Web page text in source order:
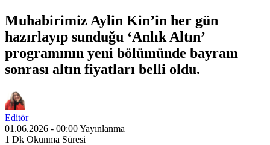
Muhabirimiz Aylin Kin’in her gün
hazırlayıp sunduğu ‘Anlık Altın’
programının yeni bölümünde bayram
sonrası altın fiyatları belli oldu.
Editör
01.06.2026 - 00:00Yayınlanma
1 Dk Okunma Süresi